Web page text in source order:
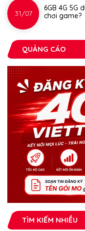
31/07
6GB 4G 5G
chơi game?
QUẢNG CÁO
TÌM KIẾM NHIỀU